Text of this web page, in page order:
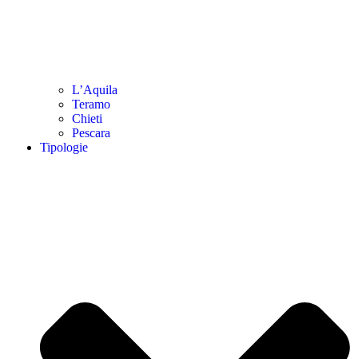
L’Aquila
Teramo
Chieti
Pescara
Tipologie